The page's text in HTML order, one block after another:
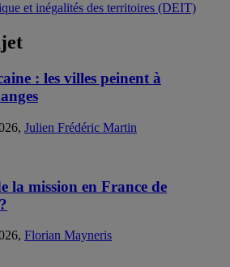
et inégalités des territoires (DEIT)
: les villes peinent à
Julien Frédéric Martin
la mission en France de
Florian Mayneris